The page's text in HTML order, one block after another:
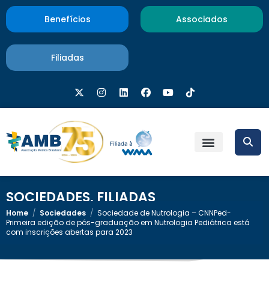
Benefícios Associados
Filiadas
SOCIEDADES, FILIADAS
Home / Sociedades / Sociedade de Nutrologia – CNNPed-
Primeira edição de pós-graduação em Nutrologia Pediátrica está
com inscrições abertas para 2023